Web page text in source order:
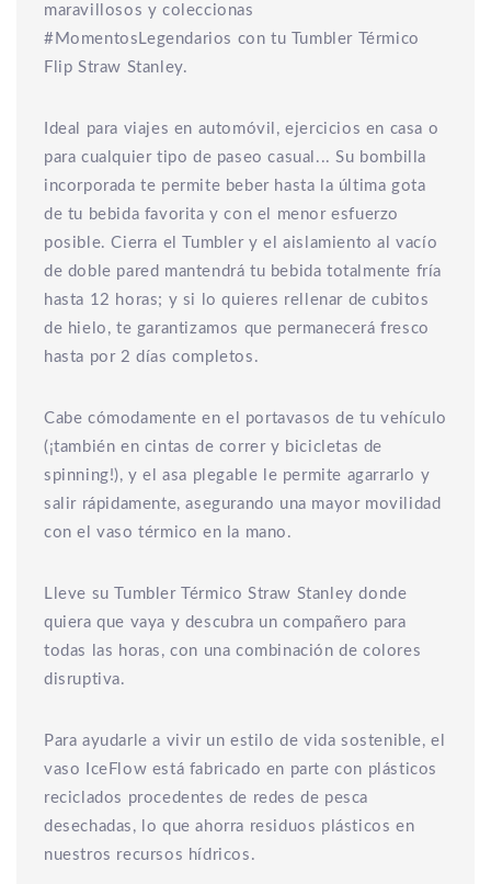
maravillosos y coleccionas
#MomentosLegendarios con tu Tumbler Térmico
Flip Straw Stanley.
Ideal para viajes en automóvil, ejercicios en casa o
para cualquier tipo de paseo casual... Su bombilla
incorporada te permite beber hasta la última gota
de tu bebida favorita y con el menor esfuerzo
posible. Cierra el Tumbler y el aislamiento al vacío
de doble pared mantendrá tu bebida totalmente fría
hasta 12 horas; y si lo quieres rellenar de cubitos
de hielo, te garantizamos que permanecerá fresco
hasta por 2 días completos.
Cabe cómodamente en el portavasos de tu vehículo
(¡también en cintas de correr y bicicletas de
spinning!), y el asa plegable le permite agarrarlo y
salir rápidamente, asegurando una mayor movilidad
con el vaso térmico en la mano.
Lleve su Tumbler Térmico Straw Stanley donde
quiera que vaya y descubra un compañero para
todas las horas, con una combinación de colores
disruptiva.
Para ayudarle a vivir un estilo de vida sostenible, el
vaso IceFlow está fabricado en parte con plásticos
reciclados procedentes de redes de pesca
desechadas, lo que ahorra residuos plásticos en
nuestros recursos hídricos.